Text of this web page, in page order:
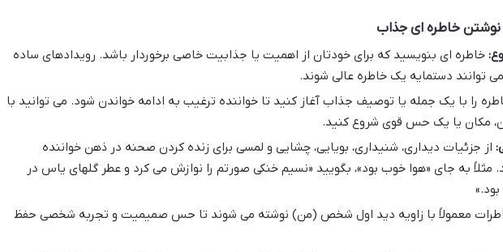
نوشتن خاطره ای جذاب
خاطره ای بنویسید که برای خودتان از اهمیت یا جذابیت خاصی برخوردار باشد. رویدادهای ساده
می توانند دستمایه یک خاطره عالی شوند.
را با یک جمله یا توصیف جذاب آغاز کنید تا خواننده ترغیب به ادامه خواندن شود. می توانید با
مکان یا یک حس قوی شروع کنید.
از جزئیات دیداری، شنیداری، بویایی، چشایی و لمسی برای زنده کردن صحنه در ذهن خواننده
مثلاً به جای «هوا خوب بود»، بگویید «نسیم خنکی صورتم را نوازش می کرد و عطر گلهای یاس در
معمولاً با زاویه دید اول شخص (من) نوشته می شوند تا حس صمیمیت و تجربه شخصی حفظ